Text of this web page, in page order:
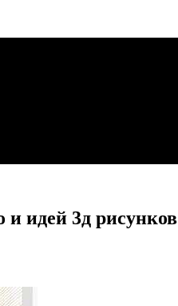
и идей 3д рисунков